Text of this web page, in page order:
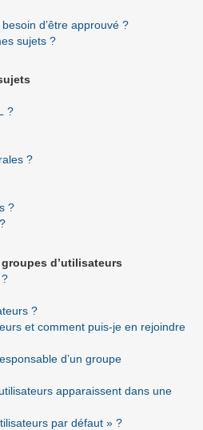
d’être approuvé ?
sujets ?
?
?
?
d’utilisateurs
?
et comment puis-je en rejoindre
d’un groupe
apparaissent dans une
par défaut » ?